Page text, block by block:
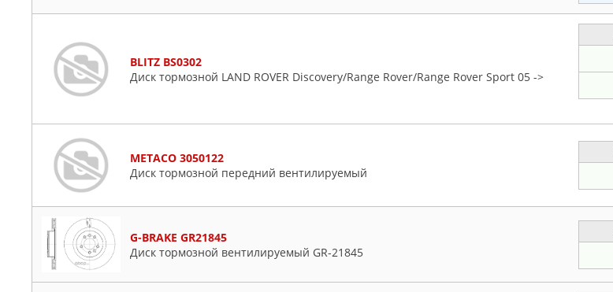
BLITZ BS0302
Диск тормозной LAND ROVER Discovery/Range Rover/Range Rover Sport 05 ->
METACO 3050122
Диск тормозной передний вентилируемый
G-BRAKE GR21845
Диск тормозной вентилируемый GR-21845